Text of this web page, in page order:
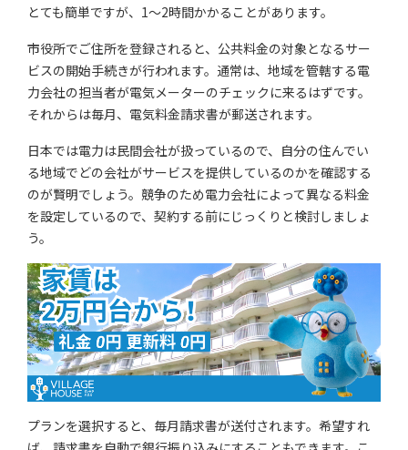
とても簡単ですが、1〜2時間かかることがあります。
市役所でご住所を登録されると、公共料金の対象となるサー
ビスの開始手続きが行われます。通常は、地域を管轄する電
力会社の担当者が電気メーターのチェックに来るはずです。
それからは毎月、電気料金請求書が郵送されます。
日本では電力は民間会社が扱っているので、自分の住んでい
る地域でどの会社がサービスを提供しているのかを確認する
のが賢明でしょう。競争のため電力会社によって異なる料金
を設定しているので、契約する前にじっくりと検討しましょ
う。
プランを選択すると、毎月請求書が送付されます。希望すれ